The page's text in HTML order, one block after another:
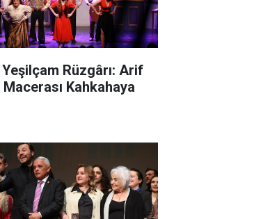
Yeşilçam Rüzgârı: Arif
Kahkahaya